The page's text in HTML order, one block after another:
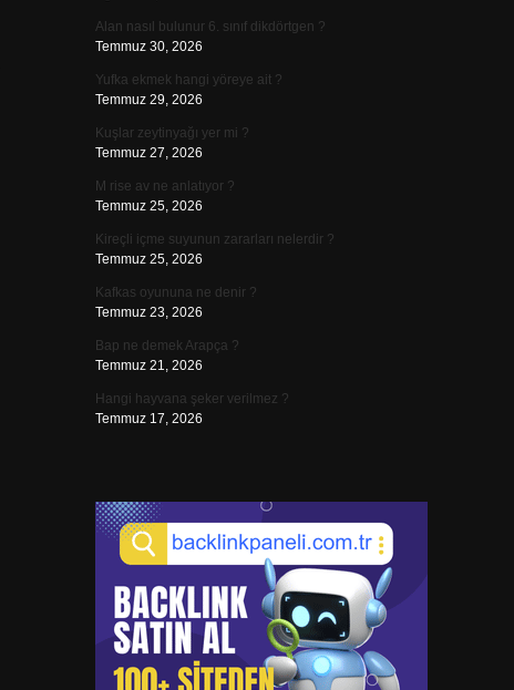
Alan nasıl bulunur 6. sınıf dikdörtgen ?
Temmuz 30, 2026
Yufka ekmek hangi yöreye ait ?
Temmuz 29, 2026
Kuşlar zeytinyağı yer mi ?
Temmuz 27, 2026
M rise av ne anlatıyor ?
Temmuz 25, 2026
Kireçli içme suyunun zararları nelerdir ?
Temmuz 25, 2026
Kafkas oyununa ne denir ?
Temmuz 23, 2026
Bap ne demek Arapça ?
Temmuz 21, 2026
Hangi hayvana şeker verilmez ?
Temmuz 17, 2026